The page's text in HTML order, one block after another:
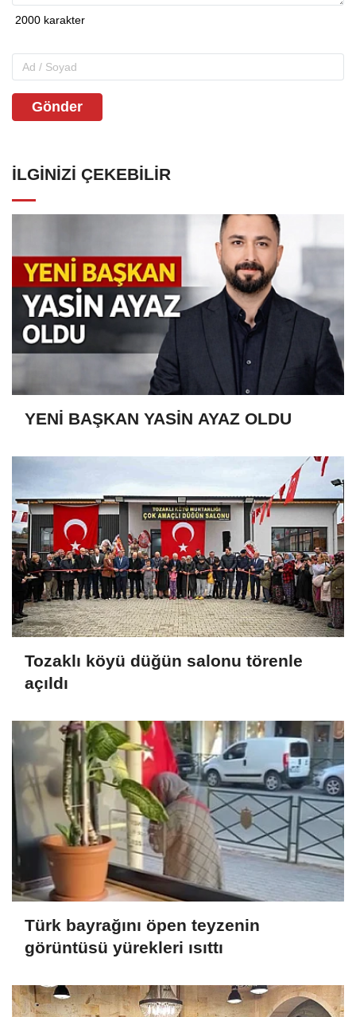
Gönder
İLGINIZI ÇEKEBILIR
YENİ BAŞKAN YASİN AYAZ OLDU
Tozaklı köyü düğün salonu törenle
açıldı
Türk bayrağını öpen teyzenin
görüntüsü yürekleri ısıttı